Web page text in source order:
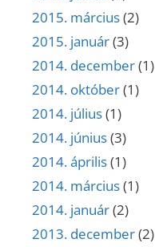
2015. március(2)
2015. január(3)
2014. december(1)
2014. október(1)
2014. július(1)
2014. június(3)
2014. április(1)
2014. március(1)
2014. január(2)
2013. december(2)